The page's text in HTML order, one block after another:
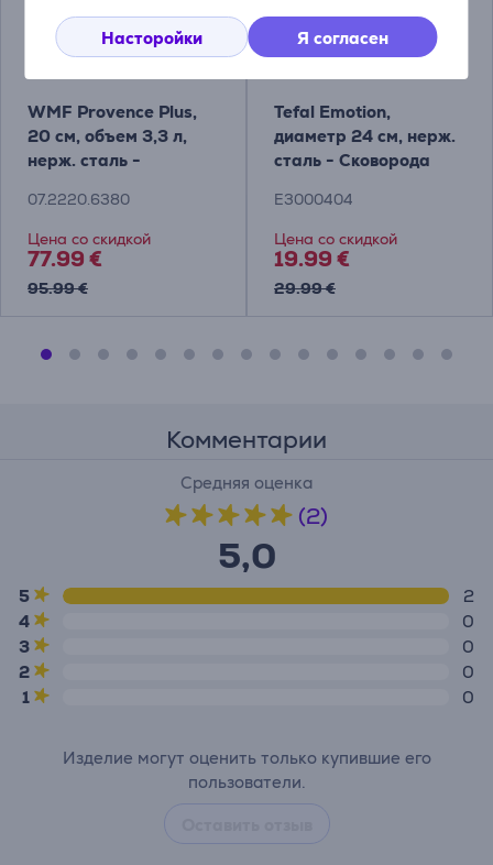
Насторойки Я согласен
WMF Provence Plus,
20 см, объем 3,3 л,
нерж. сталь -
крышкой
07.2220.6380
Цена со скидкой
77.99 €
95.99 €
Tefal Emotion,
диаметр 24 см, нерж.
сталь - Сковорода
E3000404
Цена со скидкой
19.99 €
29.99 €
Комментарии
Средняя оценка
(2)
5,0
5
2
4
0
3
0
2
0
1
0
Изделие могут оценить только купившие его
пользователи.